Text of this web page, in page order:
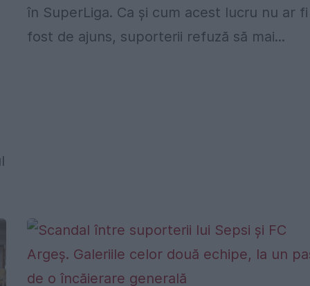
în SuperLiga. Ca și cum acest lucru nu ar fi
fost de ajuns, suporterii refuză să mai...